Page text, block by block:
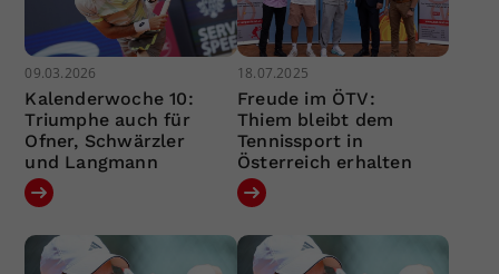
09.03.2026
Kalenderwoche 10:
Triumphe auch für
Ofner, Schwärzler
und Langmann
18.07.2025
Freude im ÖTV:
Thiem bleibt dem
Tennissport in
Österreich erhalten